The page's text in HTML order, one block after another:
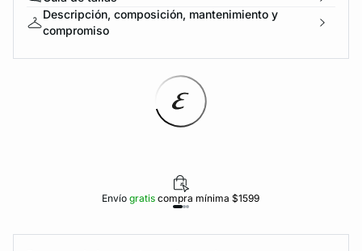
Descripción, composición, mantenimiento y
compromiso
Envíogratiscompra mínima $1599